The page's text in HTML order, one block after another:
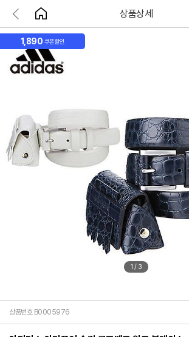
상품상세
1,890 쿠폰할인
1 / 3
상품번호 B0005976